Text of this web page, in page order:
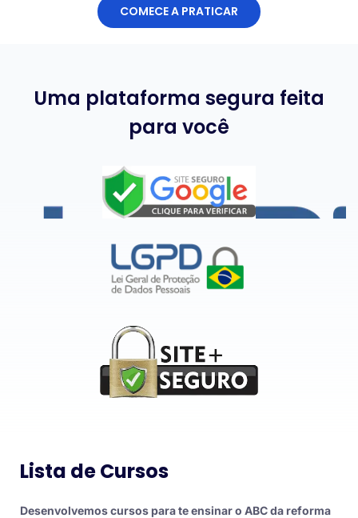
COMECE A PRATICAR
Uma plataforma segura feita
para você
Lista de Cursos
Desenvolvemos cursos para te ensinar o ABC da reforma